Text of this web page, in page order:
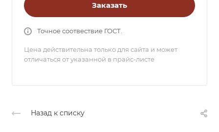
Заказать
Точное соотвествие ГОСТ.
Цена действительна только для сайта и может
отличаться от указанной в прайс-листе
Назад к списку